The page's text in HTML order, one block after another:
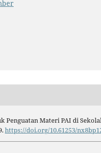
Penguatan Materi PAI di
https://doi.org/10.61253/